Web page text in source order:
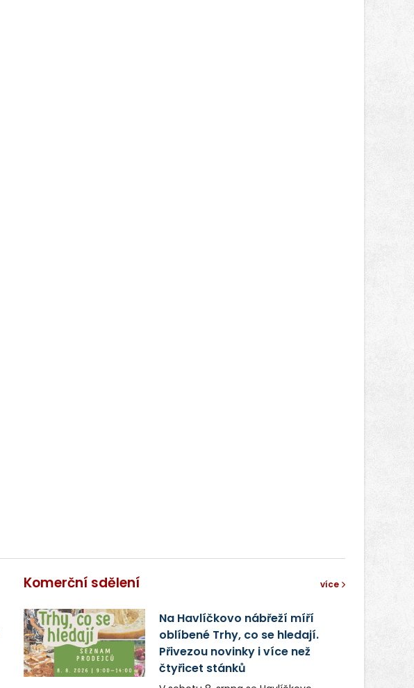
Komerční sdělení více
Na Havlíčkovo nábřeží míří
oblíbené Trhy, co se hledají.
Přivezou novinky i více než
čtyřicet stánků